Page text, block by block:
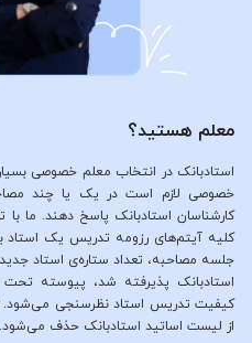
معلم هستید؟
استادبانک در انتخاب معلم خصوصی
خصوصی لازم است در یک یا چند
کارشناسان استادبانک پاسخ دهند. ما
کلیه آیتم‌های رزومه تدریس یک
جلسه مصاحبه، تعداد ستاره‌ی استاد
استادبانک پذیرفته شد، پیوسته
کیفیت تدریس استاد نظرسنجی می‌شود.
از لیست اساتید استادبانک حذف می‌شود.